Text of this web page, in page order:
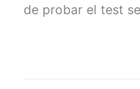
de probar el test